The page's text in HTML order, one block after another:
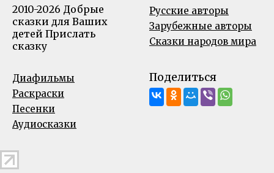
2010-2026 Добрые
сказки для Ваших
детей Прислать
сказку
Русские авторы
Зарубежные авторы
Сказки народов мира
Диафильмы
Раскраски
Песенки
Аудиосказки
Поделиться